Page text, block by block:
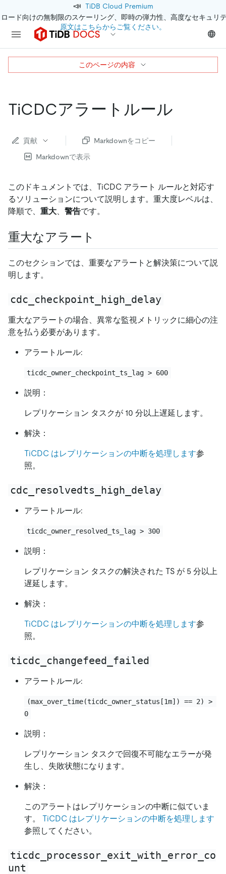
📣 TiDB Cloud Premium
ード向けの無制限のスケーリング、即時の弾力性、高度なセキュリ
原文はこちらからご覧ください。
TiCDCアラートルール
貢献
Markdownをコピー
Markdownで表示
このドキュメントでは、TiCDC アラート ルールと対応す
るソリューションについて説明します。重大度レベルは、
降順で、 重大 警告です。
重大なアラート
このセクションでは、重要なアラートと解決策について説
明します。
cdc_checkpoint_high_delay
重大なアラートの場合、異常な監視メトリックに細心の注
意を払う必要があります。
アラートルール:
ticdc_owner_checkpoint_ts_lag > 600
説明：
レプリケーション タスクが 10 分以上遅延します。
解決：
TiCDC はレプリケーションの中断を処理します参
照。
cdc_resolvedts_high_delay
アラートルール:
ticdc_owner_resolved_ts_lag > 300
説明：
レプリケーション タスクの解決された TS が 5 分以上
遅延します。
解決：
TiCDC はレプリケーションの中断を処理します参
照。
ticdc_changefeed_failed
アラートルール:
(max_over_time(ticdc_owner_status[1m]) == 2) >
0
説明：
レプリケーション タスクで回復不可能なエラーが発
生し、失敗状態になります。
解決：
このアラートはレプリケーションの中断に似ていま
す。 TiCDC はレプリケーションの中断を処理します
参照してください。
ticdc_processor_exit_with_error_co
unt
このページの内容